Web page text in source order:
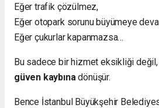
Eğer trafik çözülmez,
Eğer otopark sorunu büyümeye
Eğer çukurlar kapanmazsa…
Bu sadece bir hizmet eksikliği değil,
güven kaybına dönüşür.
Bence İstanbul Büyükşehir